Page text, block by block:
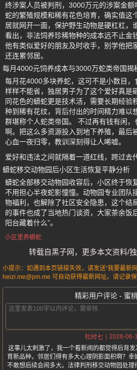
终涉案人员被判刑，3000万元的涉案金
蛇的繁殖规模和稀有花色培育，确实值这
居就网开一面，保护野生动物是硬杠杠，
看出，非法饲养珍稀物种的成本远不止金
他有类似爱好的朋友及时收手，别学他把
还连累邻居。
每月4000元饲养成本与3000万蛇类帝国揭
每月花4000多块养蛇，这可不是小数目
样样不能省，独居男子为了这个爱好真是
同花色的蟒蛇更是技术活，需要长期经验
种到稀有花纹，背后付出的时间精力难以
群堪称个人蛇类帝国。 不过再有钱有闲
啊。把这么多资源投入到地下养殖，最后
心血一夜归零，教训深刻得让人唏嘘。
爱好和违法之间就隔着一道红线，跨过去
蟒蛇移交动物园后小区生活恢复平静分析
蟒蛇全部移交动物园收容后，小区终于恢
不用担心半夜蛇影憧憧。动物园专业团队
物福利，也解除了社区安全隐患，这个结
的事件也成了当地热门谈资，大家茶余饭
阳台藏着什么”。
小区里养蟒蛇
转载自黑子网，更多本文资料/
小提示：如遇到本页链接失效，请发送“我要最新
heizi.me@pm.me 可自动获得最新网址。请记录
精彩用户评论 - 蜜
杜时七
2026-06-
这事儿太刺激了，我一个看新闻的都觉得后背
育新品种，邻居们得有多大心理阴影面积啊？
不敢想后续会闹多大。法律判刑移交动物园处